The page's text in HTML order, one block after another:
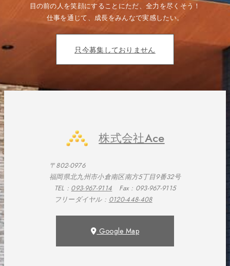
目の前の人を笑顔にすることにただ、全力を尽くそう！
仕事を通じて、成長をみんなで実感したい。
只今募集しておりません
株式会社Ace
〒802-0976
福岡県北九州市小倉南区南方5丁目9番32号
TEL : 093-967-9114 Fax : 093-967-9115
フリーダイヤル : 0120-448-408
Google Map